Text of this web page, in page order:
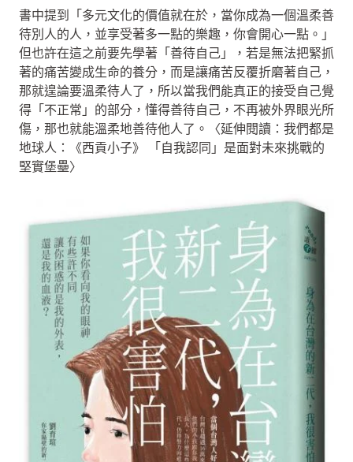
書中提到「多元文化的價值就在於，當你成為一個溫柔善
待別人的人，並享受著多一點的樂趣，你會開心一點。」
但也許在這之前要先學著「善待自己」，若是無法把緊抓
著的痛苦變成生命的養分，而是讓痛苦反覆折磨著自己，
那就遑論要溫柔待人了，所以當我們能真正的接受自己覺
得「不正常」的部分，懂得善待自己，不再被外界眼光所
傷，那也就能溫柔地善待他人了。〈延伸閱讀：我們都是
地球人：《西貢小子》 「自我認同」是面對未來挑戰的
堅實堡壘〉